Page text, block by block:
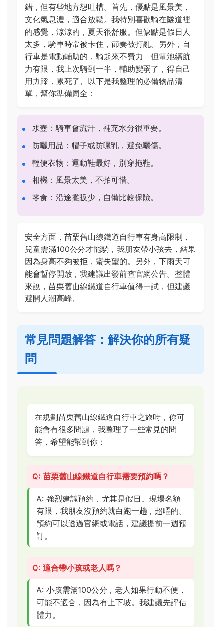
錯，但有些地方想吐槽。首先，優點是風景美，
文化氣息濃，適合放鬆。我特別喜歡騎在隧道裡
的感覺，涼涼的，夏天很舒服。但缺點是假日人
太多，騎車時常被卡住，節奏被打亂。另外，自
行車是電動輔助的，騎起來不費力，但電池續航
力有限，我上次騎到一半，輔助變弱了，得自己
用力踩，累死了。以下是我整理的必備物品清
單，幫你準備周全：
水壺：騎車會流汗，補充水分很重要。
防曬用品：帽子或防曬乳，避免曬傷。
輕便衣物：運動鞋最好，別穿拖鞋。
相機：風景太美，不拍可惜。
零食：沿途攤販少，自備比較保險。
安全方面，苗栗舊山線鐵道自行車有身高限制，
兒童需滿100公分才能騎，我朋友帶小孩去，結果
因為身高不夠被拒，蠻失望的。另外，下雨天可
能會暫停開放，我建議出發前查官網公告。整體
來說，苗栗舊山線鐵道自行車值得一試，但建議
避開人潮高峰。
常見問題解答：解決你的所有疑
問
在規劃苗栗舊山線鐵道自行車之旅時，你可
能會有很多問題，我整理了一些常見的問
答，希望能幫到你：
Q: 苗栗舊山線鐵道自行車需要預約嗎？
A: 強烈建議預約，尤其是假日。現場名額
有限，我朋友沒預約就白跑一趟，超嘔的。
預約可以透過官網或電話，建議提前一週預
訂。
Q: 適合帶小孩或老人嗎？
A: 小孩需滿100公分，老人如果行動不便，
可能不適合，因為有上下坡。我建議先評估
體力。